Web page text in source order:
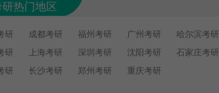
研热门地区
研 成都考研 福州考研 广州考研 哈尔滨考研
研
上海考研 深圳考研 沈阳考研 石家庄考研
研
长沙考研 郑州考研 重庆考研